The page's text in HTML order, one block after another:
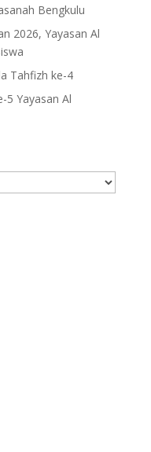
Bengkulu
2026, Yayasan Al
Tahfizh ke-4
5 Yayasan Al